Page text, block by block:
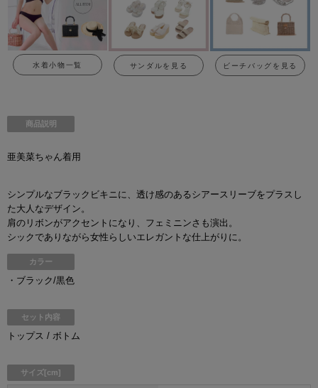
水着小物一覧 サンダルを見る ビーチバッグを見る
商品説明
亜美菜ちゃん着用
シンプルなブラックビキニに、透け感のあるシアースリーブをプラスし
た大人なデザイン。
肩のリボンがアクセントになり、フェミニンさも演出。
シックでありながら女性らしいエレガントな仕上がりに。
カラー
・ブラック/黒色
セット内容
トップス / ボトム
サイズ[cm]